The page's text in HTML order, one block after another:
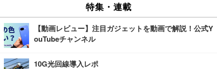
特集・連載
【動画レビュー】注目ガジェットを動画で解説！公式Y
ouTubeチャンネル
10G光回線導入レポ